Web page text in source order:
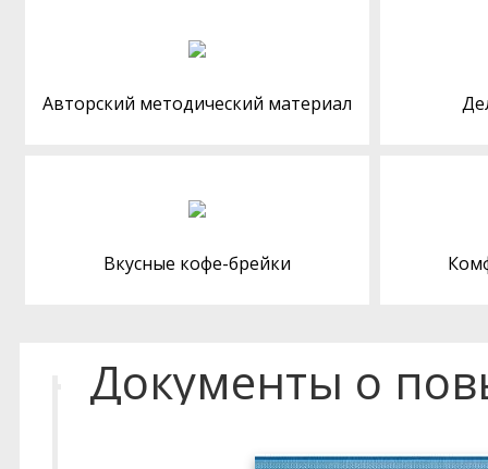
Авторский методический материал
Вкусные кофе-брейки
Документы о